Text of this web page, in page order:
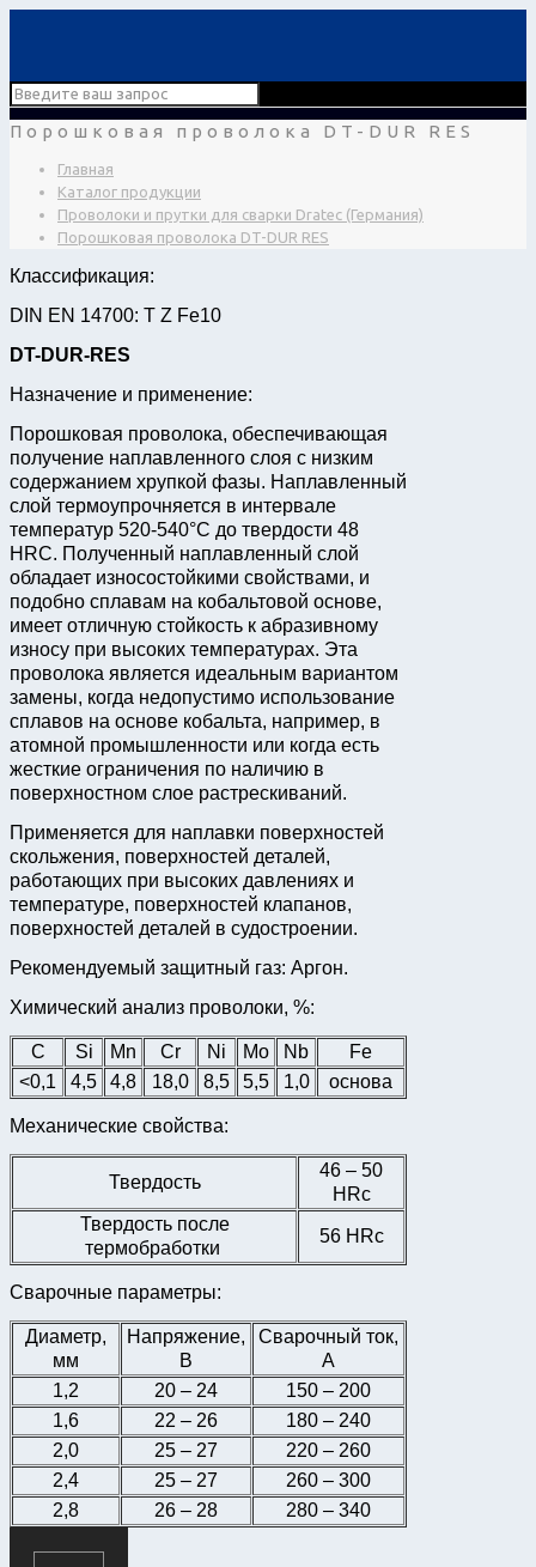
Порошковая проволока DT-DUR RES
Главная
Каталог продукции
Проволоки и прутки для сварки Dratec (Германия)
Порошковая проволока DT-DUR RES
Классификация:
DIN EN 14700: T Z Fe10
DT-DUR-RES
Назначение и применение:
Порошковая проволока, обеспечивающая
получение наплавленного слоя с низким
содержанием хрупкой фазы. Наплавленный
слой термоупрочняется в интервале
температур 520-540°С до твердости 48
HRC. Полученный наплавленный слой
обладает износостойкими свойствами, и
подобно сплавам на кобальтовой основе,
имеет отличную стойкость к абразивному
износу при высоких температурах. Эта
проволока является идеальным вариантом
замены, когда недопустимо использование
сплавов на основе кобальта, например, в
атомной промышленности или когда есть
жесткие ограничения по наличию в
поверхностном слое растрескиваний.
Применяется для наплавки поверхностей
скольжения, поверхностей деталей,
работающих при высоких давлениях и
температуре, поверхностей клапанов,
поверхностей деталей в судостроении.
Рекомендуемый защитный газ: Аргон.
Химический анализ проволоки, %:
C Si Mn Cr Ni Mo Nb
Fe
<0,1
4,5 4,8 18,0 8,5 5,5 1,0 основа
Механические свойства:
Твердость
46 – 50
HRc
Твердость после
термобработки
56 HRc
Сварочные параметры:
Диаметр,
мм
Напряжение,
В
Сварочный ток,
А
1,2
20 – 24
150 – 200
1,6
22 – 26
180 – 240
2,0
25 – 27
220 – 260
2,4
25 – 27
260 – 300
2,8
26 – 28 280 – 340